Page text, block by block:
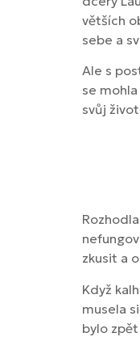
větších
sebe a
Ale s
se
svůj
zkusit a
Když
musela
bylo